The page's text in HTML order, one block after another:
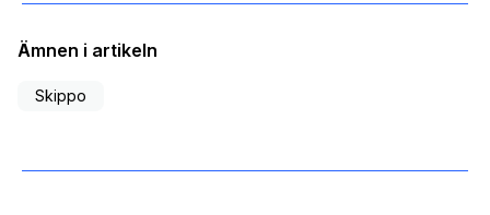
Ämnen i artikeln
Skippo